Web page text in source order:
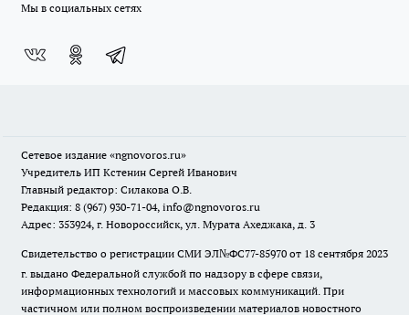
Мы в социальных сетях
Сетевое издание «ngnovoros.ru»
Учредитель ИП Кстенин Сергей Иванович
Главный редактор: Силакова О.В.
Редакция: 8 (967) 930-71-04, info@ngnovoros.ru
Адрес: 353924, г. Новороссийск, ул. Мурата Ахеджака, д. 3
Свидетельство о регистрации СМИ ЭЛ№ФС77-85970 от 18 сентября 2023
г. выдано Федеральной службой по надзору в сфере связи,
информационных технологий и массовых коммуникаций. При
частичном или полном воспроизведении материалов новостного